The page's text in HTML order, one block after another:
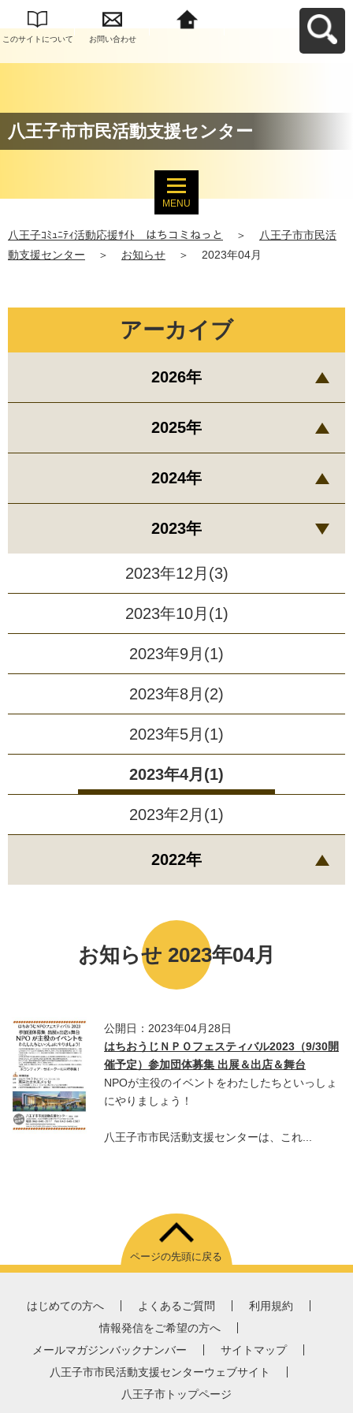
このサイトについて お問い合わせ
八王子市市民活動支援センター
MENU
八王子ｺﾐｭﾆﾃｨ活動応援ｻｲﾄ はちコミねっと ＞
八王子市市民活
動支援センター
＞ お知らせ ＞ 2023年04月
お知らせ 2023年04月
公開日：2023年04月28日
はちおうじＮＰＯフェスティバル2023（9/30開
催予定）参加団体募集 出展＆出店＆舞台
NPOが主役のイベントをわたしたちといっしょ
にやりましょう！
八王子市市民活動支援センターは、これ...
アーカイブ
2026年
2025年
2024年
2023年
2023年12月(3)
2023年10月(1)
2023年9月(1)
2023年8月(2)
2023年5月(1)
2023年4月(1)
2023年2月(1)
2022年
ページの先頭に戻る
はじめての方へ よくあるご質問
利用規約
情報発信をご希望の方へ
メールマガジンバックナンバー
サイトマップ
八王子市市民活動支援センターウェブサイト
八王子市トップページ